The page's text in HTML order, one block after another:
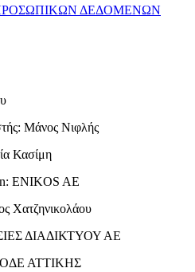
ΔΕΔΟΜΕΝΩΝ
Μάνος Νιφλής
Κασίμη
ENIKOS AE
Χατζηνικολάου
ΔΙΑΔΙΚΤΥΟΥ ΑΕ
ΑΤΤΙΚΗΣ